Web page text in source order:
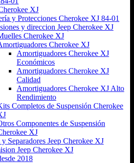
XJ
y Protecciones Cherokee XJ 84-01
y direccion Jeep Cherokee XJ
Cherokee XJ
Cherokee XJ
Amortiguadores Cherokee XJ
Económicos
Amortiguadores Cherokee XJ
Calidad
Amortiguadores Cherokee XJ Alto
Rendimiento
Completos de Suspensión Cherokee
Componentes de Suspensión
XJ
Separadores Jeep Cherokee XJ
Jeep Cherokee XJ
2018